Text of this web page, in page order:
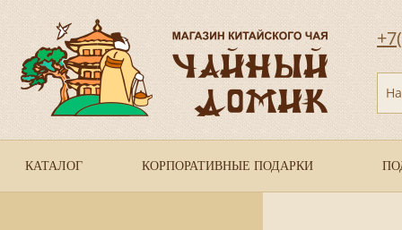
КАТАЛОГ КОРПОРАТИВНЫЕ ПОДАРКИ